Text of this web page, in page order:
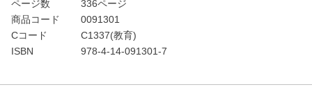
ページ数
336ページ
商品コード
0091301
Cコード
C1337(教育)
ISBN
978-4-14-091301-7